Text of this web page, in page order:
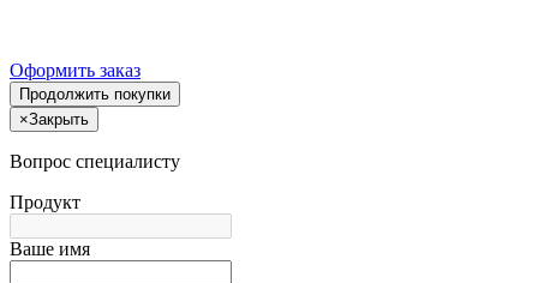
Оформить заказ
Продолжить покупки
×Закрыть
Вопрос специалисту
Продукт
Ваше имя